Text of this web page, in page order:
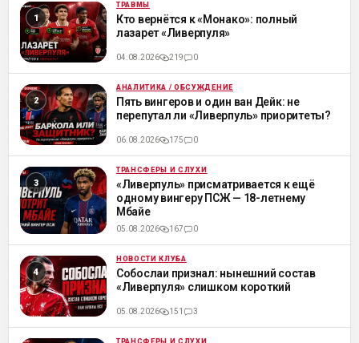
ML ТРАВМЫ
Кто вернётся к «Монако»: полный
лазарет «Ливерпуля»
04.08.2026 219 0
ML АНАЛИТИКА / ОБСУЖДЕНИЕ
Пять вингеров и один ван Дейк: не
перепутал ли «Ливерпуль» приоритеты?
06.08.2026 175 0
ML ТРАНСФЕРЫ И СЛУХИ
«Ливерпуль» присматривается к ещё
одному вингеру ПСЖ — 18-летнему
Мбайе
05.08.2026 167 0
ML НОВОСТИ КЛУБА
Собослаи признал: нынешний состав
«Ливерпуля» слишком короткий
05.08.2026 151 3
ТРАНСФЕРЫ И СЛУХИ